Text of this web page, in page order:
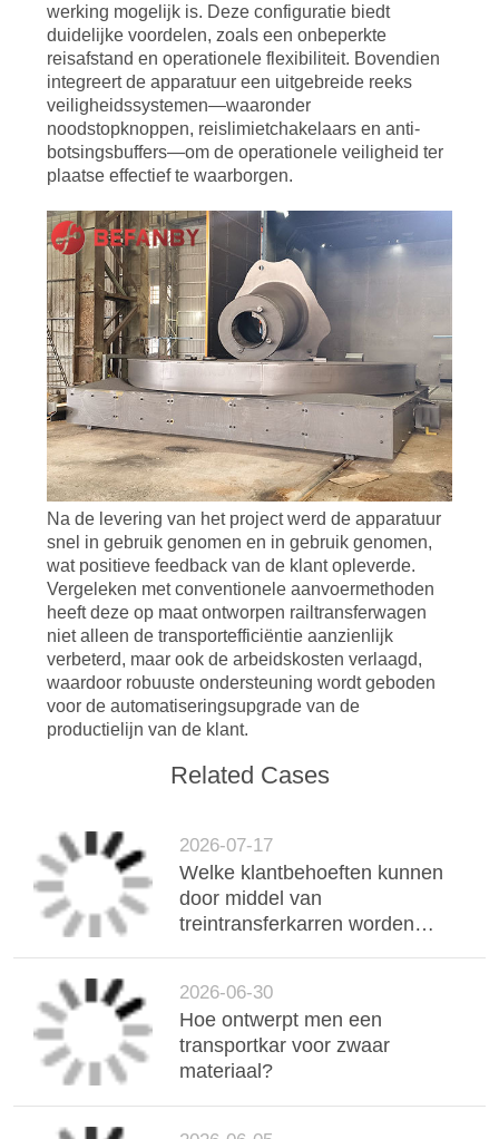
werking mogelijk is. Deze configuratie biedt
duidelijke voordelen, zoals een onbeperkte
reisafstand en operationele flexibiliteit. Bovendien
integreert de apparatuur een uitgebreide reeks
veiligheidssystemen—waaronder
noodstopknoppen, reislimietchakelaars en anti-
botsingsbuffers—om de operationele veiligheid ter
plaatse effectief te waarborgen.
Na de levering van het project werd de apparatuur
snel in gebruik genomen en in gebruik genomen,
wat positieve feedback van de klant opleverde.
Vergeleken met conventionele aanvoermethoden
heeft deze op maat ontworpen railtransferwagen
niet alleen de transportefficiëntie aanzienlijk
verbeterd, maar ook de arbeidskosten verlaagd,
waardoor robuuste ondersteuning wordt geboden
voor de automatiseringsupgrade van de
productielijn van de klant.
Related Cases
2026-07-17
Welke klantbehoeften kunnen
door middel van
treintransferkarren worden
2026-06-30
Hoe ontwerpt men een
transportkar voor zwaar
materiaal?